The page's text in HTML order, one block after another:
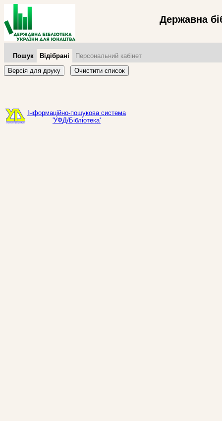
Державна
Пошук Відібрані
Персональний кабінет
Версія для друку
Очистити список
Інформаційно-пошукова система
'УФД/Бібліотека'